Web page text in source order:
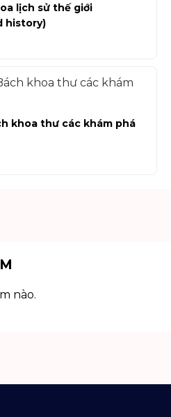
lịch sử thế giới
history)
khoa thư các khám phá
nào.